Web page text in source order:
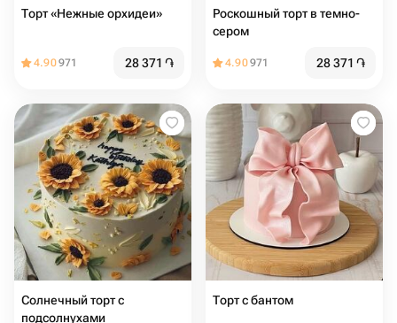
Торт «Нежные орхидеи»
4.90971 28 371 ֏
Роскошный торт в темно-
сером
4.90971 28 371 ֏
Солнечный торт с
подсолнухами
Торт с бантом